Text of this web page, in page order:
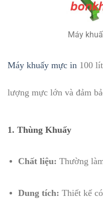
Máy
Máy khuấy mực in 100
lượng mực lớn và đảm
1. Thùng Khuấy
Chất liệu: Thường
Dung tích: Thiết kế